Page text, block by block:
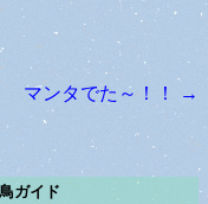
マンタでた～！！ →
ガイド